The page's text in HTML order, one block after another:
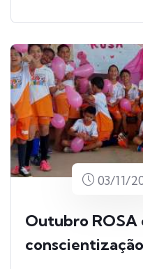
03/11/
Outubro ROSA
conscientização